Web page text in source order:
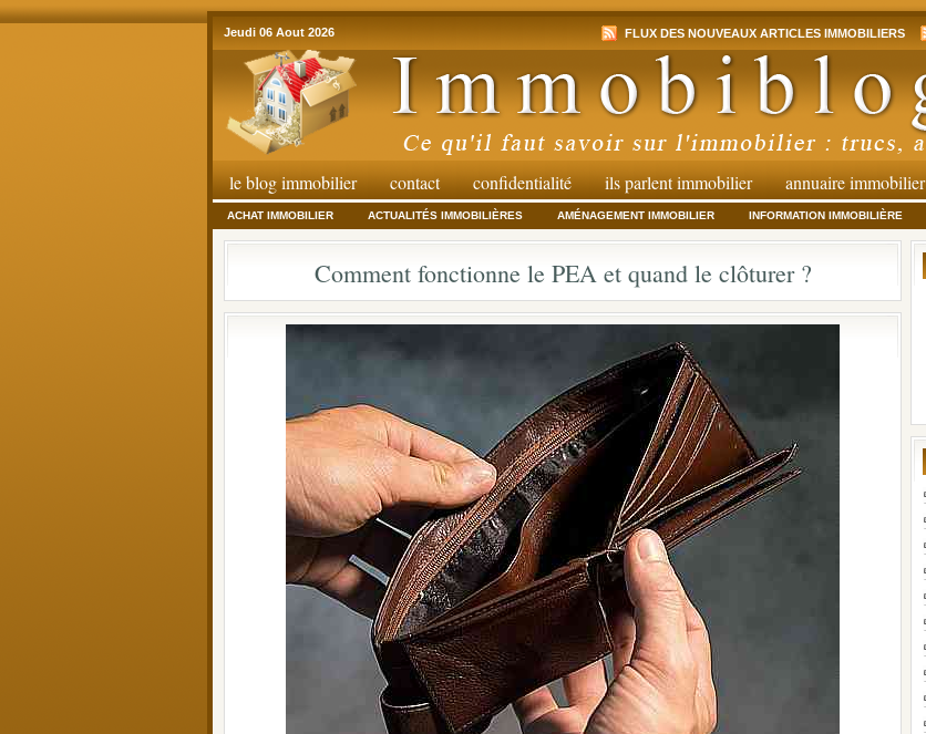
Jeudi 06 Aout 2026 FLUX DES NOUVEAUX ARTICLES IMMOBILIERS
le blog immobilier contact confidentialité ils parlent immobilier annuaire immobilier
ACHAT IMMOBILIER ACTUALITÉS IMMOBILIÈRES AMÉNAGEMENT IMMOBILIER INFORMATION IMMOBILIÈRE
Comment fonctionne le PEA et quand le clôturer ?